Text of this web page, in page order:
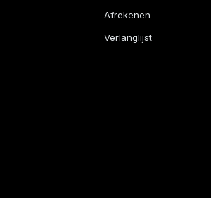
Afrekenen
Verlanglijst